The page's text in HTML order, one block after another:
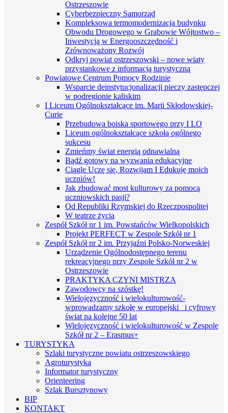
Ostrzeszowie
Cyberbezpieczny Samorząd
Kompleksowa termomodernizacja budynku
Obwodu Drogowego w Grabowie Wójtostwo –
Inwestycją w Energooszczędność i
Zrównoważony Rozwój
Odkryj powiat ostrzeszowski – nowe wiaty
przystankowe z informacją turystyczną
Powiatowe Centrum Pomocy Rodzinie
Wsparcie deinstytucjonalizacji pieczy zastępczej
w podregionie kaliskim
I Liceum Ogólnokształcące im. Marii Skłodowskiej-
Curie
Przebudowa boiska sportowego przy I LO
Liceum ogólnokształcące szkołą ogólnego
sukcesu
Zmieńmy świat energią odnawialną
Bądź gotowy na wyzwania edukacyjne
Ciągle Uczę się, Rozwijam I Edukuję moich
uczniów!
Jak zbudować most kulturowy za pomocą
uczniowskich pasji?
Od Republiki Rzymskiej do Rzeczpospolitej
W teatrze życia
Zespół Szkół nr 1 im. Powstańców Wielkopolskich
Projekt PERFECT w Zespole Szkół nr 1
Zespół Szkół nr 2 im. Przyjaźni Polsko-Norweskiej
Urządzenie Ogólnodostępnego terenu
rekreacyjnego przy Zespole Szkół nr 2 w
Ostrzeszowie
PRAKTYKA CZYNI MISTRZA
Zawodowcy na szóstkę!
Wielojęzyczność i wielokulturowość-
wprowadzamy szkołę w europejski i cyfrowy
świat na kolejne 50 lat
Wielojęzyczność i wielokulturowość w Zespole
Szkół nr 2 – Erasmus+
TURYSTYKA
Szlaki turystyczne powiatu ostrzeszowskiego
Agroturystyka
Informator turystyczny
Orienteering
Szlak Bursztynowy
BIP
KONTAKT